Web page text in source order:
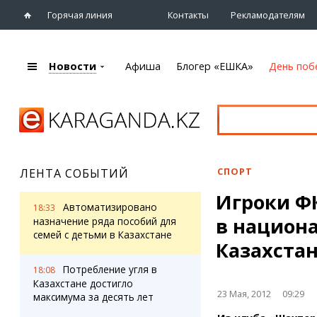
Горячая линия Контакты Рекламодателям
Караганды
eTV
Рассылка новостей
Персоны
Афиша
Театры
Спорт
Выставки
Цирк и зоопарк
Блогер «ЕШКА»
Лента блогера
Новости Афиша Блогер «ЕШКА» День
ЛЕНТА СОБЫТИЙ
18:33
Автоматизировано
назначение ряда пособий для
семей с детьми в Казахстане
18:08
Потребление угля в
Казахстане достигло
максимума за десять лет
СПОРТ
Игроки
в
23 Мая, 2012 09:29